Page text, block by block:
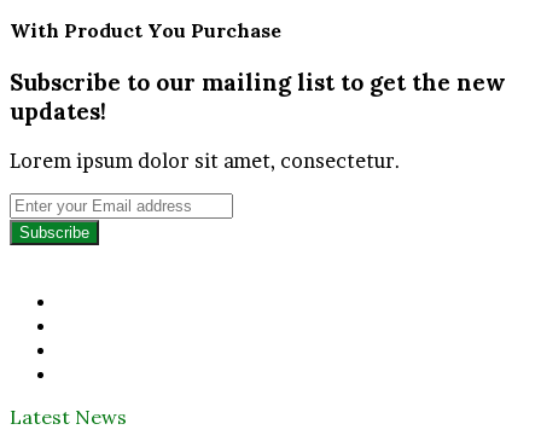
With Product You Purchase
Subscribe to our mailing list to get the new
updates!
Lorem ipsum dolor sit amet, consectetur.
Enter
your
Email
Latest News